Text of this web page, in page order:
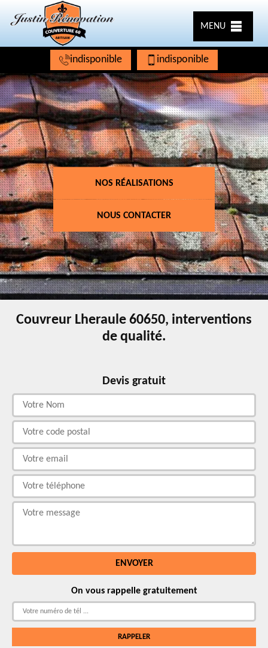
MENU
indisponible indisponible
NOS RÉALISATIONS
NOUS CONTACTER
Couvreur Lheraule 60650, interventions
de qualité.
Devis gratuit
On vous rappelle gratuitement